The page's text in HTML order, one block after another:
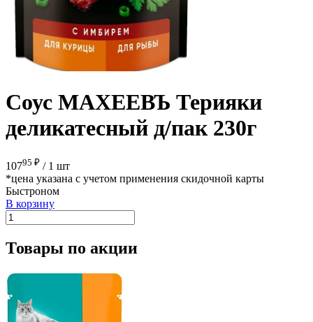
Соус МАХЕЕВЪ Терияки
деликатесный д/пак 230г
10795 ₽ / 1 шт
*цена указана с учетом применения скидочной карты
Быстроном
В корзину
Товары по акции